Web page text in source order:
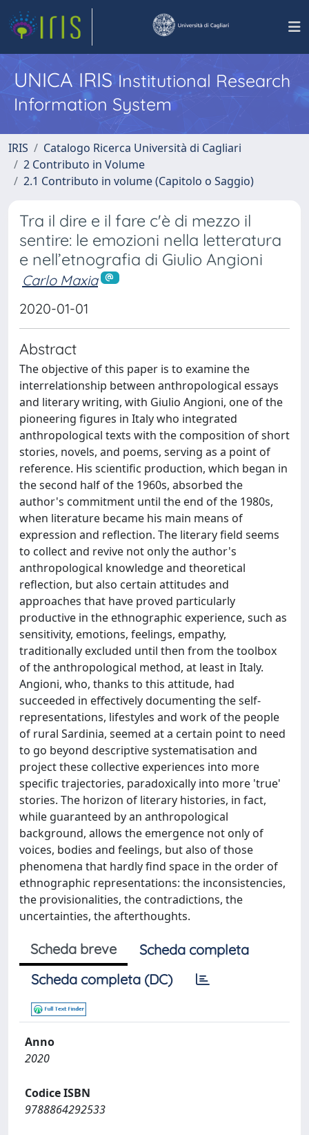
UNICA IRISInstitutional Research
Information System
IRIS
Catalogo Ricerca Università di Cagliari
2 Contributo in Volume
2.1 Contributo in volume (Capitolo o Saggio)
Tra il dire e il fare c'è di mezzo il
sentire: le emozioni nella letteratura
e nell’etnografia di Giulio Angioni
Carlo Maxia
2020-01-01
Abstract
The objective of this paper is to examine the
interrelationship between anthropological essays
and literary writing, with Giulio Angioni, one of the
pioneering figures in Italy who integrated
anthropological texts with the composition of short
stories, novels, and poems, serving as a point of
reference. His scientific production, which began in
the second half of the 1960s, absorbed the
author's commitment until the end of the 1980s,
when literature became his main means of
expression and reflection. The literary field seems
to collect and revive not only the author's
anthropological knowledge and theoretical
reflection, but also certain attitudes and
approaches that have proved particularly
productive in the ethnographic experience, such as
sensitivity, emotions, feelings, empathy,
traditionally excluded until then from the toolbox
of the anthropological method, at least in Italy.
Angioni, who, thanks to this attitude, had
succeeded in effectively documenting the self-
representations, lifestyles and work of the people
of rural Sardinia, seemed at a certain point to need
to go beyond descriptive systematisation and
project these collective experiences into more
specific trajectories, paradoxically into more 'true'
stories. The horizon of literary histories, in fact,
while guaranteed by an anthropological
background, allows the emergence not only of
voices, bodies and feelings, but also of those
phenomena that hardly find space in the order of
ethnographic representations: the inconsistencies,
the provisionalities, the contradictions, the
uncertainties, the afterthoughts.
Scheda breve
Scheda completa
Scheda completa (DC)
Anno
2020
Codice ISBN
9788864292533